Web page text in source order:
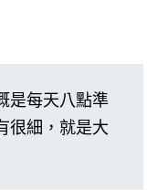
是每天八點準
很細，就是大